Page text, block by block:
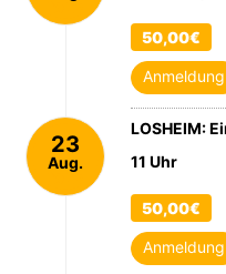
2026
50,00€
Anmeldung
23
Aug.
2026
LOSHEIM:
11 Uhr
50,00€
Anmeldung